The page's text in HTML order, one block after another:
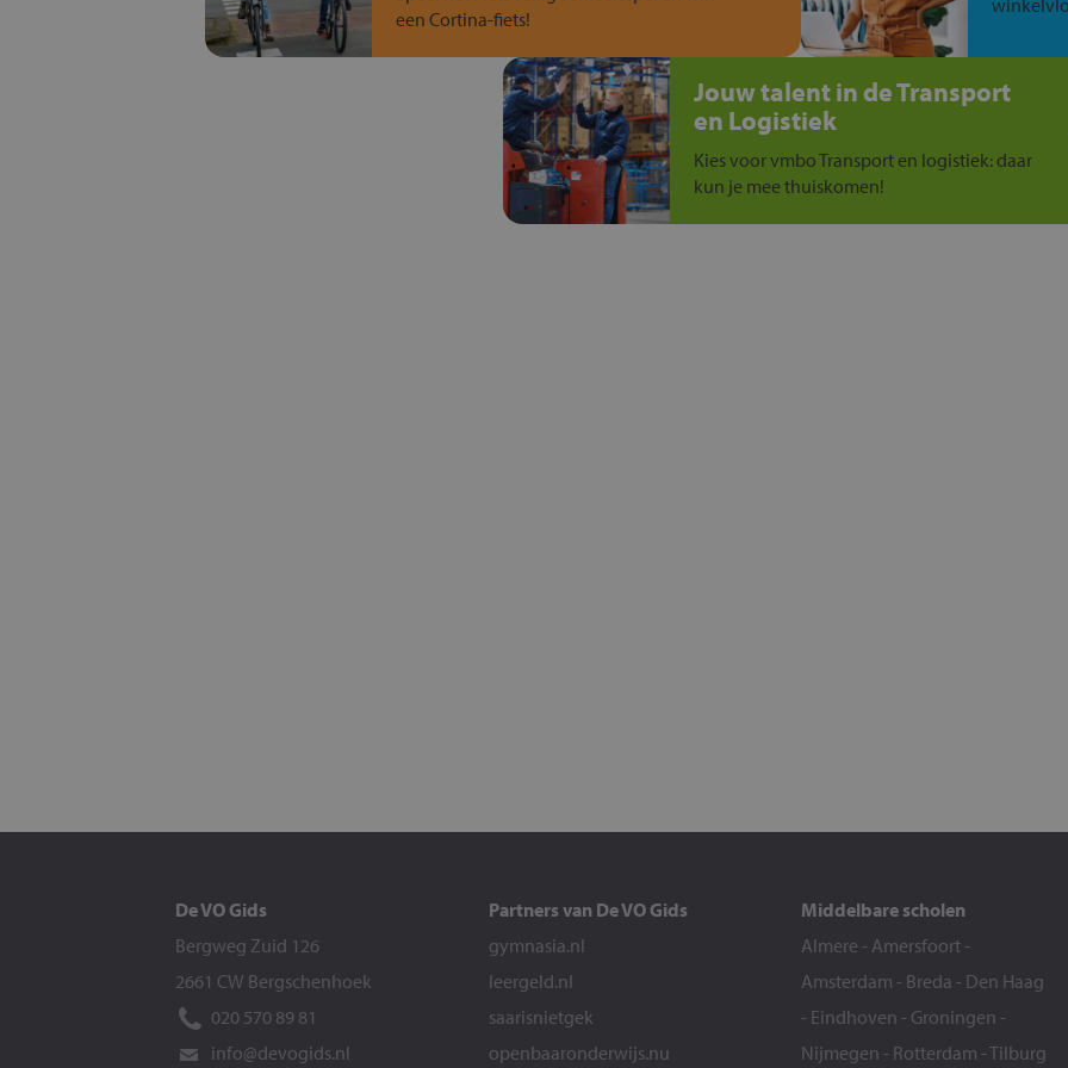
een Cortina-fiets!
Jouw talent in de Transport
en Logistiek
Kies voor vmbo Transport en logistiek: daar
kun je mee thuiskomen!
De VO Gids
Bergweg Zuid 126
2661 CW Bergschenhoek
020 570 89 81
info@devogids.nl
Partners van De VO Gids
gymnasia.nl
leergeld.nl
saarisnietgek
openbaaronderwijs.nu
Middelbare scholen
Almere - Amersfoort -
Amsterdam - Breda - Den Haag
- Eindhoven - Groningen -
Nijmegen - Rotterdam -Tilburg